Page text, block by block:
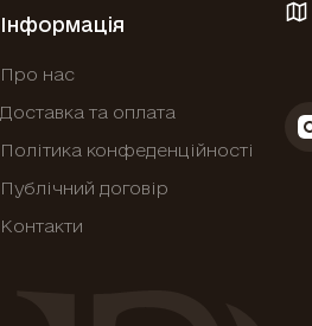
Інформація
Про нас
Доставка та оплата
Політика конфеденційності
Публічний договір
Контакти